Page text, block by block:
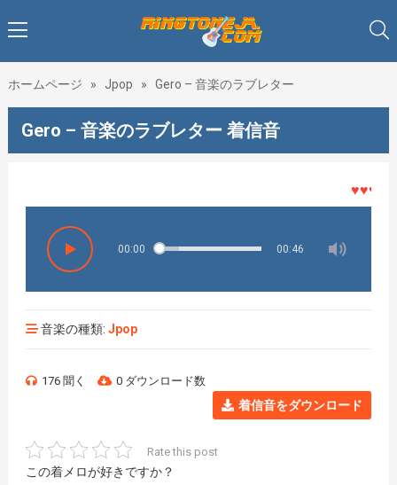
ホームページ » Jpop » Gero – 音楽のラブレター
Gero – 音楽のラブレター 着信音
♥♥♥着メ
00:00 00:46
音楽の種類: Jpop
176 聞く 0 ダウンロード数
着信音をダウンロード
Rate this post
この着メロが好きですか？